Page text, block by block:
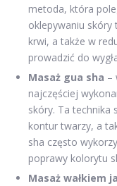
metoda, która
oklepywaniu skóry
krwi, a także w
prowadzić do
Masaż gua sha –
najczęściej
skóry. Ta technika
kontur twarzy, a
sha często
poprawy kolorytu
Masaż wałkiem